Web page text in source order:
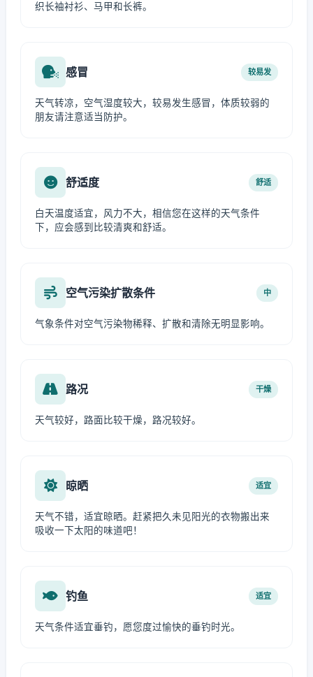
织长袖衬衫、马甲和长裤。
感冒 较易发
天气转凉，空气湿度较大，较易发生感冒，体质较弱的
朋友请注意适当防护。
舒适度 舒适
白天温度适宜，风力不大，相信您在这样的天气条件
下，应会感到比较清爽和舒适。
空气污染扩散条件 中
气象条件对空气污染物稀释、扩散和清除无明显影响。
路况 干燥
天气较好，路面比较干燥，路况较好。
晾晒 适宜
天气不错，适宜晾晒。赶紧把久未见阳光的衣物搬出来
吸收一下太阳的味道吧！
钓鱼 适宜
天气条件适宜垂钓，愿您度过愉快的垂钓时光。